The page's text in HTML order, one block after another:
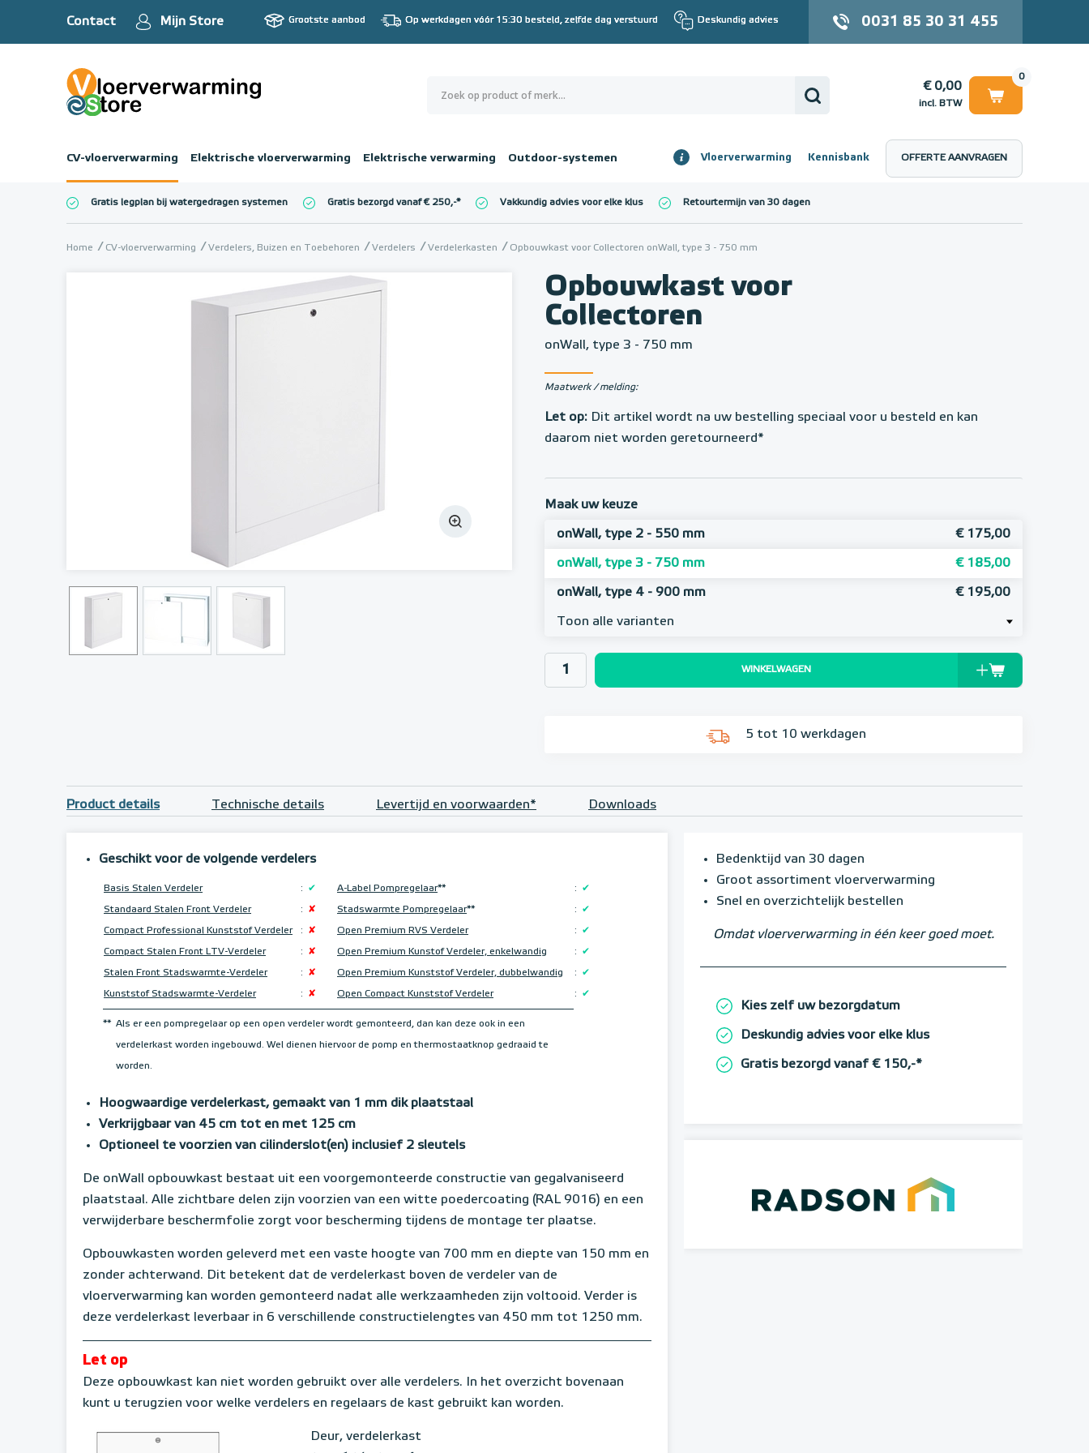
Contact Mijn Store Grootste aanbod Op werkdagen vóór 15:30 besteld, zelfde dag verstuurd Deskundig advies 0031 85 30 31 455
0
€ 0,00
incl. BTW
€ 0,00
CV-vloerverwarming Elektrische vloerverwarming Elektrische verwarming Outdoor-systemen
€ 0,00 Vloerverwarming Kennisbank OFFERTE AANVRAGEN
Gratis legplan bij watergedragen systemen Gratis bezorgd vanaf € 250,-* Vakkundig advies voor elke klus Retourtermijn van 30 dagen
Home CV-vloerverwarming Verdelers, Buizen en Toebehoren Verdelers Verdelerkasten Opbouwkast voor Collectoren onWall, type 3 - 750 mm
Opbouwkast voor
Collectoren
onWall, type 3 - 750 mm
Maatwerk / melding:
Let op: Dit artikel wordt na uw bestelling speciaal voor u besteld en kan
daarom niet worden geretourneerd*
Maak uw keuze
onWall, type 2 - 550 mm € 175,00
onWall, type 3 - 750 mm € 185,00
onWall, type 4 - 900 mm € 195,00
Toon alle varianten
WINKELWAGEN
5 tot 10 werkdagen
Product details Technische details Levertijd en voorwaarden* Downloads
Geschikt voor de volgende verdelers
Basis Stalen Verdeler : ✔ A-Label Pompregelaar** : ✔
Standaard Stalen Front Verdeler : ✘ Stadswarmte Pompregelaar** : ✔
Compact Professional Kunststof Verdeler : ✘ Open Premium RVS Verdeler : ✔
Compact Stalen Front LTV-Verdeler : ✘ Open Premium Kunstof Verdeler, enkelwandig : ✔
Stalen Front Stadswarmte-Verdeler : ✘ Open Premium Kunststof Verdeler, dubbelwandig : ✔
Kunststof Stadswarmte-Verdeler : ✘ Open Compact Kunststof Verdeler : ✔
** Als er een pompregelaar op een open verdeler wordt gemonteerd, dan kan deze ook in een
verdelerkast worden ingebouwd. Wel dienen hiervoor de pomp en thermostaatknop gedraaid te
worden.
Hoogwaardige verdelerkast, gemaakt van 1 mm dik plaatstaal
Verkrijgbaar van 45 cm tot en met 125 cm
Optioneel te voorzien van cilinderslot(en) inclusief 2 sleutels
De onWall opbouwkast bestaat uit een voorgemonteerde constructie van gegalvaniseerd
plaatstaal. Alle zichtbare delen zijn voorzien van een witte poedercoating (RAL 9016) en een
verwijderbare beschermfolie zorgt voor bescherming tijdens de montage ter plaatse.
Opbouwkasten worden geleverd met een vaste hoogte van 700 mm en diepte van 150 mm en
zonder achterwand. Dit betekent dat de verdelerkast boven de verdeler van de
vloerverwarming kan worden gemonteerd nadat alle werkzaamheden zijn voltooid. Verder is
deze verdelerkast leverbaar in 6 verschillende constructielengtes van 450 mm tot 1250 mm.
Let op
Deze opbouwkast kan niet worden gebruikt over alle verdelers. In het overzicht bovenaan
kunt u terugzien voor welke verdelers en regelaars de kast gebruikt kan worden.
Deur, verdelerkast
Bedenktijd van 30 dagen
Groot assortiment vloerverwarming
Snel en overzichtelijk bestellen
Omdat vloerverwarming in één keer goed moet.
Kies zelf uw bezorgdatum
Deskundig advies voor elke klus
Gratis bezorgd vanaf € 150,-*